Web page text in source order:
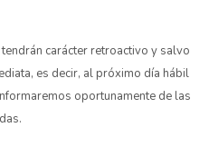
carácter retroactivo y salvo
es decir, al próximo día hábil
oportunamente de las